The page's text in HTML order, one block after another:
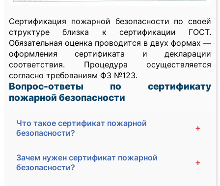
Сертификация пожарной безопасности по своей
структуре близка к сертификации ГОСТ.
Обязательная оценка проводится в двух формах —
оформления сертификата и декларации
соответствия. Процедура осуществляется
согласно требованиям ФЗ №123.
Вопрос-ответы по сертификату
пожарной безопасности
Что такое сертификат пожарной
безопасности?
+
Зачем нужен сертификат пожарной
безопасности?
+